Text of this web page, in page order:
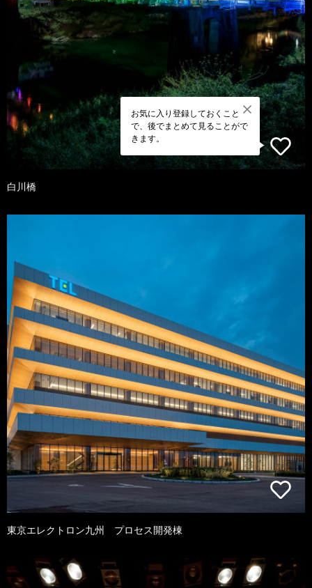
お気に入り登録しておくこと
で、後でまとめて見ることがで
きます。
白川橋
東京エレクトロン九州 プロセス開発棟